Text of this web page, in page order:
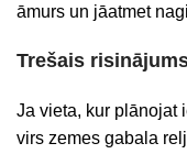
āmurs un jāatmet
Trešais
Ja vieta, kur plānojat
virs zemes gabala